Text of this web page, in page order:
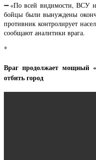
➖«По всей видимости, ВСУ
бойцы были вынуждены
противник контролирует
сообщают аналитики врага.
*
Враг продолжает мощный
отбить город